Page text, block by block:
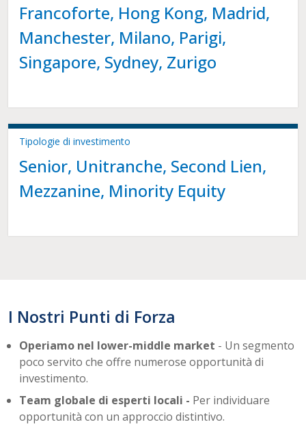
Francoforte, Hong Kong, Madrid,
Manchester, Milano, Parigi,
Singapore, Sydney, Zurigo
Tipologie di investimento
Senior, Unitranche, Second Lien,
Mezzanine, Minority Equity
I Nostri Punti di Forza
Operiamo nel lower-middle market - Un segmento
poco servito che offre numerose opportunità di
investimento.
Team globale di esperti locali - Per individuare
opportunità con un approccio distintivo.